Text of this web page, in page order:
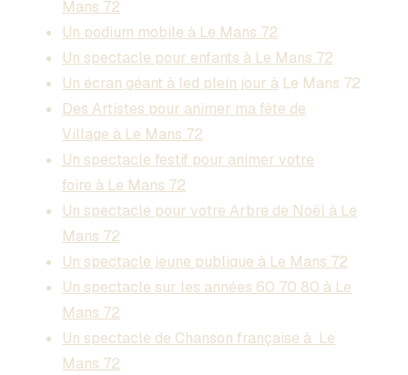
Mans 72
Un podium mobile à Le Mans 72
Un spectacle pour enfants à Le Mans 72
Un écran géant à led plein jour à Le Mans 72
Des Artistes pour animer ma fête de
Village à Le Mans 72
Un spectacle festif pour animer votre
foire à Le Mans 72
Un spectacle pour votre Arbre de Noël à Le
Mans 72
Un spectacle jeune publique à Le Mans 72
Un spectacle sur les années 60 70 80 à Le
Mans 72
Un spectacle de Chanson française à Le
Mans 72